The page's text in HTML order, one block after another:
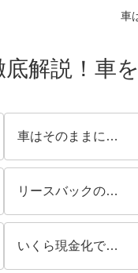
車
解説！車
車はそのままに資金調達するコツ
リースバックのデメリットとは？
いくら現金化できる？